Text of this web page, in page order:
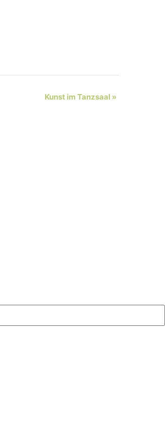
Kunst im Tanzsaal »